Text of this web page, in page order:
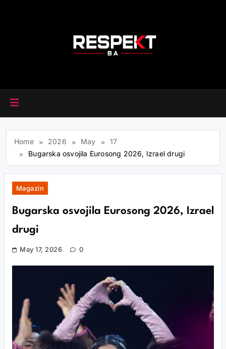
Home 2026 May
17
Bugarska osvojila Eurosong 2026, Izrael drugi
Magazin
Bugarska osvojila Eurosong 2026, Izrael
drugi
May 17, 2026 0